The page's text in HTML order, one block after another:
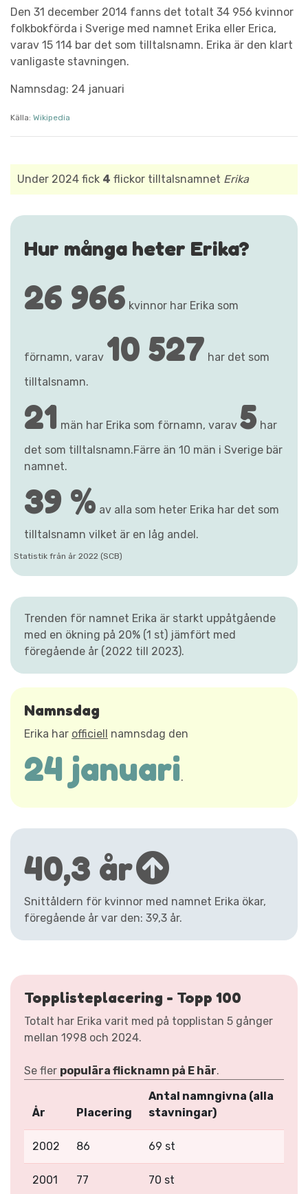
Den 31 december 2014 fanns det totalt 34 956 kvinnor
folkbokförda i Sverige med namnet Erika eller Erica,
varav 15 114 bar det som tilltalsnamn. Erika är den klart
vanligaste stavningen.
Namnsdag: 24 januari
Källa: Wikipedia
Under 2024 fick 4 flickor tilltalsnamnet Erika
Hur många heter Erika?
26 966 kvinnor har Erika som
förnamn, varav 10 527 har det som
tilltalsnamn.
21 män har Erika som förnamn, varav 5 har
det som tilltalsnamn.Färre än 10 män i Sverige bär
namnet.
39 % av alla som heter Erika har det som
tilltalsnamn vilket är en låg andel.
Statistik från år 2022 (SCB)
Trenden för namnet Erika är starkt uppåtgående
med en ökning på 20% (1 st) jämfört med
föregående år (2022 till 2023).
Namnsdag
Erika har officiell namnsdag den
24 januari.
40,3 år
Snittåldern för kvinnor med namnet Erika ökar,
föregående år var den: 39,3 år.
Topplisteplacering - Topp 100
Totalt har Erika varit med på topplistan 5 gånger
mellan 1998 och 2024.
Se fler populära flicknamn på E här.
År Placering
Antal namngivna (alla
stavningar)
2002 86 69 st
2001 77 70 st